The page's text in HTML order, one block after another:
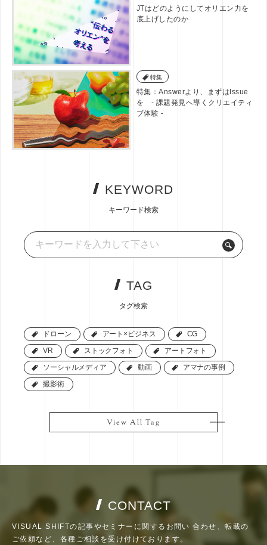
JTはどのようにしてオリエン力を
底上げしたのか
特集
特集：Answerより、まずはIssue
を - 課題発見へ導くクリエイティ
ブ体験 -
KEYWORD
キーワード検索
TAG
タグ検索
ドローン
ドローン アート×ビジネス
アート×ビジネス CG
CG
VR
VR ストックフォト
ストックフォト アートフォト
アートフォト
ソーシャルメディア
ソーシャルメディア 動画
動画 アマナの事例
アマナの事例
撮影術
撮影術
View All Tag
View All Tag
CONTACT
VISUAL SHIFTの記事やセミナーに関するお問い 合わせ、転載の
ご依頼など、各種ご相談を受け付けております。